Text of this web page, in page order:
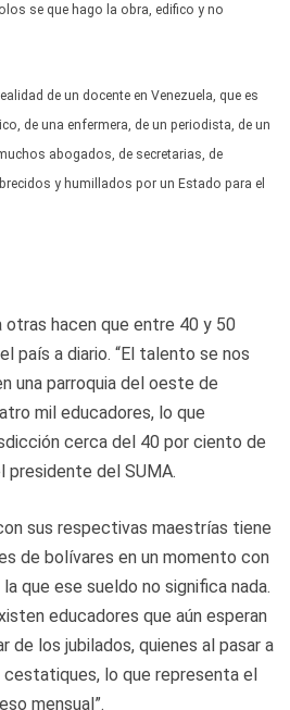
se que hago la obra, edifico y no
de un docente en Venezuela, que es
de una enfermera, de un periodista, de un
abogados, de secretarias, de
y humillados por un Estado para el
otras hacen que entre 40 y 50
país a diario. “El talento se nos
una parroquia del oeste de
mil educadores, lo que
cerca del 40 por ciento de
presidente del SUMA.
sus respectivas maestrías tiene
de bolívares en un momento con
que ese sueldo no significa nada.
educadores que aún esperan
de los jubilados, quienes al pasar a
lo que representa el
mensual”.